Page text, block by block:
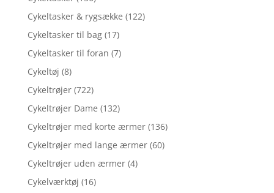
Cykeltasker & rygsække (122)
Cykeltasker til bag (17)
Cykeltasker til foran (7)
Cykeltøj (8)
Cykeltrøjer (722)
Cykeltrøjer Dame (132)
Cykeltrøjer med korte ærmer (136)
Cykeltrøjer med lange ærmer (60)
Cykeltrøjer uden ærmer (4)
Cykelværktøj (16)